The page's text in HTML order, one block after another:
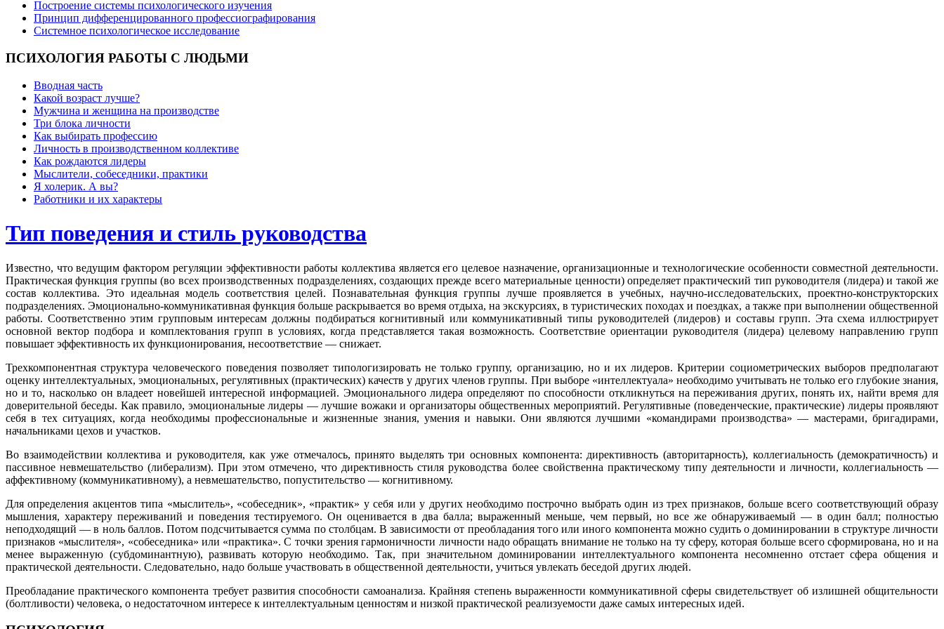
Построение системы психологического изучения
Принцип дифференцированного профессиографирования
Системное психологическое исследование
ПСИХОЛОГИЯ РАБОТЫ С ЛЮДЬМИ
Вводная часть
Какой возраст лучше?
Мужчина и женщина на производстве
Три блока личности
Как выбирать профессию
Личность в производственном коллективе
Как рождаются лидеры
Мыслители, собеседники, практики
Я холерик. А вы?
Работники и их характеры
Тип поведения и стиль руководства
Известно, что ведущим фактором регуляции эффективности работы коллектива является его целевое назначение, организационные и технологические особенности совместной деятельности.
Практическая функция группы (во всех производственных подразделениях, создающих прежде всего материальные ценности) определяет практический тип руководителя (лидера) и такой же
состав коллектива. Это идеальная модель соответствия целей. Познавательная функция группы лучше проявляется в учебных, научно-исследовательских, проектно-конструкторских
подразделениях. Эмоционально-коммуникативная функция больше раскрывается во время отдыха, на экскурсиях, в туристических походах и поездках, а также при выполнении общественной
работы. Соответственно этим групповым интересам должны подбираться когнитивный или коммуникативный типы руководителей (лидеров) и составы групп. Эта схема иллюстрирует
основной вектор подбора и комплектования групп в условиях, когда представляется такая возможность. Соответствие ориентации руководителя (лидера) целевому направлению групп
повышает эффективность их функционирования, несоответствие — снижает.
Трехкомпонентная структура человеческого поведения позволяет типологизировать не только группу, организацию, но и их лидеров. Критерии социометрических выборов предполагают
оценку интеллектуальных, эмоциональных, регулятивных (практических) качеств у других членов группы. При выборе «интеллектуала» необходимо учитывать не только его глубокие знания,
но и то, насколько он владеет новейшей интересной информацией. Эмоционального лидера определяют по способности откликнуться на переживания других, понять их, найти время для
доверительной беседы. Как правило, эмоциональные лидеры — лучшие вожаки и организаторы общественных мероприятий. Регулятивные (поведенческие, практические) лидеры проявляют
себя в тех ситуациях, когда необходимы профессиональные и жизненные знания, умения и навыки. Они являются лучшими «командирами производства» — мастерами, бригадирами,
начальниками цехов и участков.
Во взаимодействии коллектива и руководителя, как уже отмечалось, принято выделять три основных компонента: директивность (авторитарность), коллегиальность (демократичность) и
пассивное невмешательство (либерализм). При этом отмечено, что директивность стиля руководства более свойственна практическому типу деятельности и личности, коллегиальность —
аффективному (коммуникативному), а невмешательство, попустительство — когнитивному.
Для определения акцентов типа «мыслитель», «собеседник», «практик» у себя или у других необходимо построчно выбрать один из трех признаков, больше всего соответствующий образу
мышления, характеру переживаний и поведения тестируемого. Он оценивается в два балла; выраженный меньше, чем первый, но все же обнаруживаемый — в один балл; полностью
неподходящий — в ноль баллов. Потом подсчитывается сумма по столбцам. В зависимости от преобладания того или иного компонента можно судить о доминировании в структуре личности
признаков «мыслителя», «собеседника» или «практика». С точки зрения гармоничности личности надо обращать внимание не только на ту сферу, которая больше всего сформирована, но и на
менее выраженную (субдоминантную), развивать которую необходимо. Так, при значительном доминировании интеллектуального компонента несомненно отстает сфера общения и
практической деятельности. Следовательно, надо больше участвовать в общественной деятельности, учиться увлекать беседой других людей.
Преобладание практического компонента требует развития способности самоанализа. Крайняя степень выраженности коммуникативной сферы свидетельствует об излишней общительности
(болтливости) человека, о недостаточном интересе к интеллектуальным ценностям и низкой практической реализуемости даже самых интересных идей.